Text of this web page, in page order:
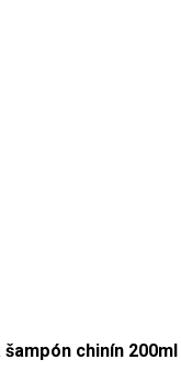
šampón chinín 200ml